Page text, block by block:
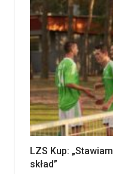
LZS Kup:
skład”